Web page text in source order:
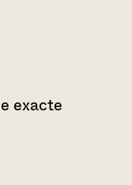
exacte